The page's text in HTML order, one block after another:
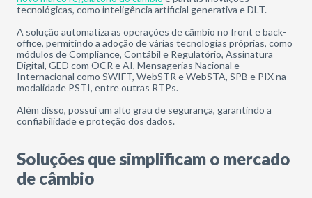
tecnológicas, como inteligência artificial generativa e DLT.
A solução automatiza as operações de câmbio no front e back-
office, permitindo a adoção de várias tecnologias próprias, como
módulos de Compliance, Contábil e Regulatório, Assinatura
Digital, GED com OCR e AI, Mensagerias Nacional e
Internacional como SWIFT, WebSTR e WebSTA, SPB e PIX na
modalidade PSTI, entre outras RTPs.
Além disso, possui um alto grau de segurança, garantindo a
confiabilidade e proteção dos dados.
Soluções que simplificam o mercado
de câmbio